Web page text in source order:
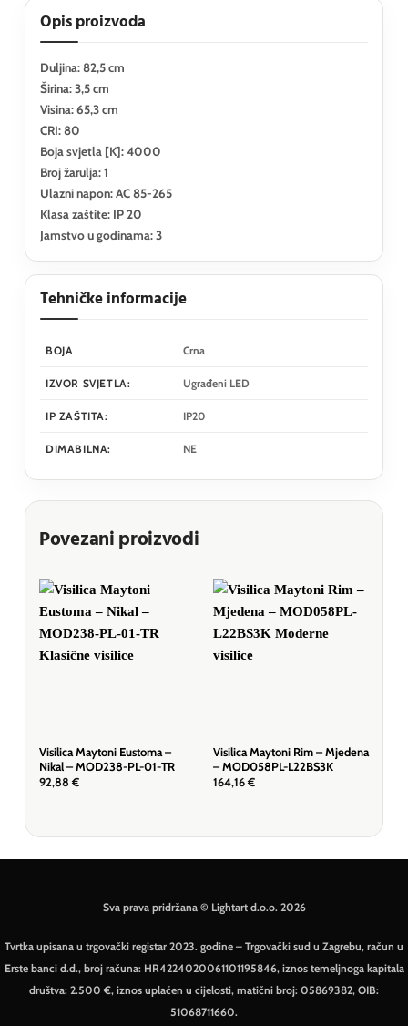
Opis proizvoda
Duljina: 82,5 cm
Širina: 3,5 cm
Visina: 65,3 cm
CRI: 80
Boja svjetla [K]: 4000
Broj žarulja: 1
Ulazni napon: AC 85-265
Klasa zaštite: IP 20
Jamstvo u godinama: 3
Tehničke informacije
BOJA Crna
IZVOR SVJETLA: Ugrađeni LED
IP ZAŠTITA: IP20
DIMABILNA: NE
Povezani proizvodi
Visilica Maytoni Eustoma –
Nikal – MOD238-PL-01-TR
92,88 €
Visilica Maytoni Rim – Mjedena
– MOD058PL-L22BS3K
164,16 €
Sva prava pridržana © Lightart d.o.o. 2026
Tvrtka upisana u trgovački registar 2023. godine – Trgovački sud u Zagrebu, račun u
Erste banci d.d., broj računa: HR4224020061101195846, iznos temeljnoga kapitala
društva: 2.500 €, iznos uplaćen u cijelosti, matični broj: 05869382, OIB:
51068711660.